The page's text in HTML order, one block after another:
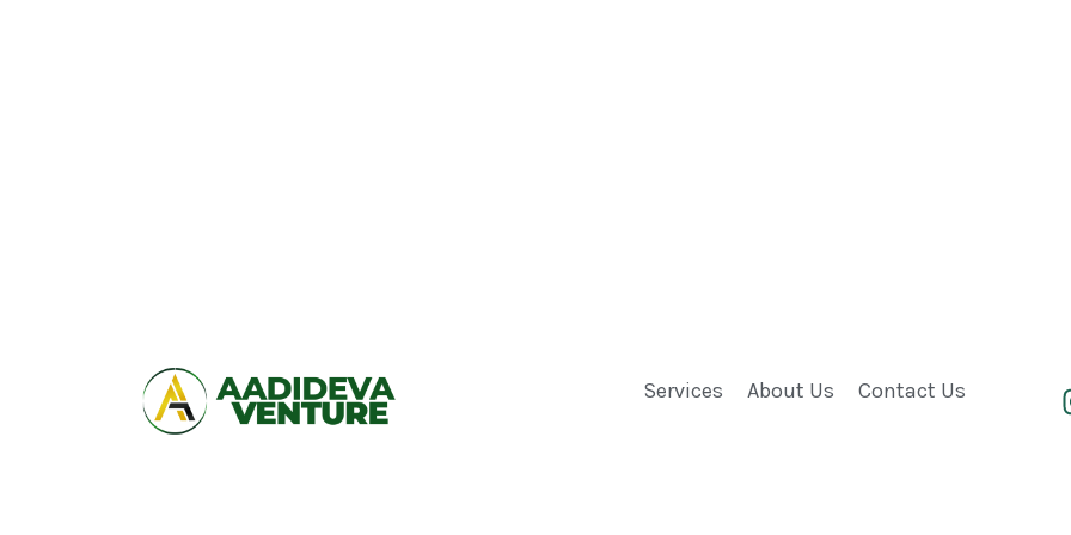
Services About Us Contact Us